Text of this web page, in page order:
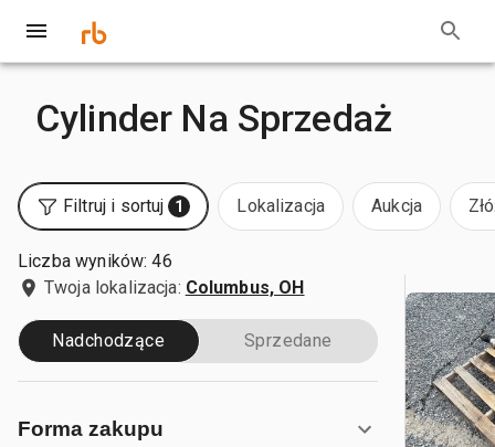
Cylinder Na Sprzedaż
Filtruj i sortuj 1 Lokalizacja Aukcja
Liczba wyników: 46
Twoja lokalizacja: Columbus, OH
Nadchodzące Sprzedane
Forma zakupu